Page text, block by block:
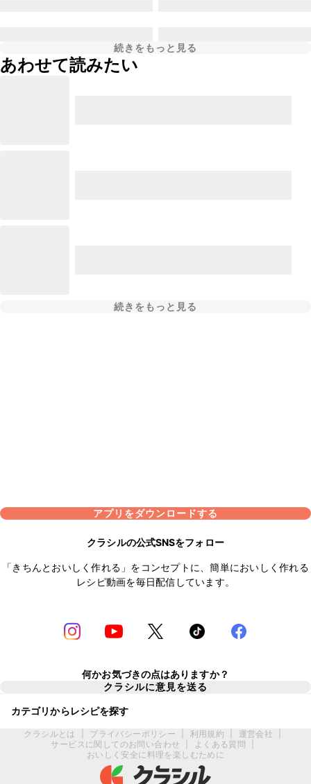
続きをもっと見る
あわせて読みたい
続きをもっと見る
アプリをダウンロードする
クラシルの公式SNSをフォロー
「きちんとおいしく作れる」をコンセプトに、簡単においしく作れる
レシピ動画を毎日配信しています。
何かお気づきの点はありますか？
クラシルに意見を送る
カテゴリからレシピを探す
クラシルとは プライバシーポリシー 利用規約 運営会社
サービスに関してのお問い合わせ
よくある質問
おいしく安全に料理を楽しむために